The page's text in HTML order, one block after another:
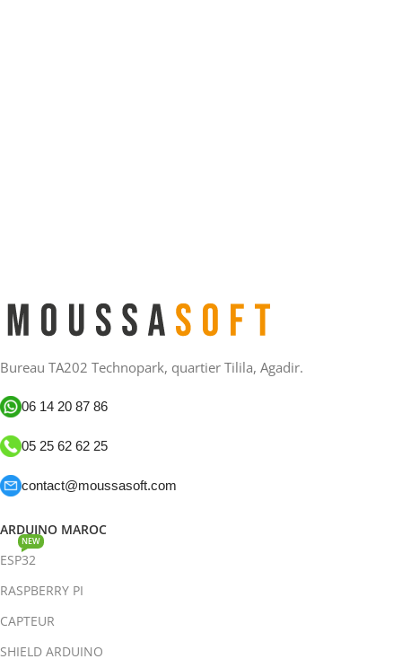
Bureau TA202 Technopark, quartier Tilila, Agadir.
06 14 20 87 86
05 25 62 62 25
contact@moussasoft.com
ARDUINO MAROC
ESP32
NEW
RASPBERRY PI
CAPTEUR
SHIELD ARDUINO